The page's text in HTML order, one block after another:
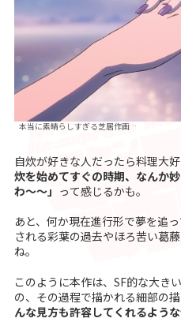
本当に素晴らしすぎる芝居作画…
自炊が好きな人だったら料理大
炊を始めてすぐの時期、なんか
わ〜〜」 って感じるかも。
あと、何か現在進行形で夢を追
される彩葉の過去やほろ苦い葛
ね。
このように本作は、SF的な大き
の、その過程で描かれる細部の
んな見方も許容してくれるよう